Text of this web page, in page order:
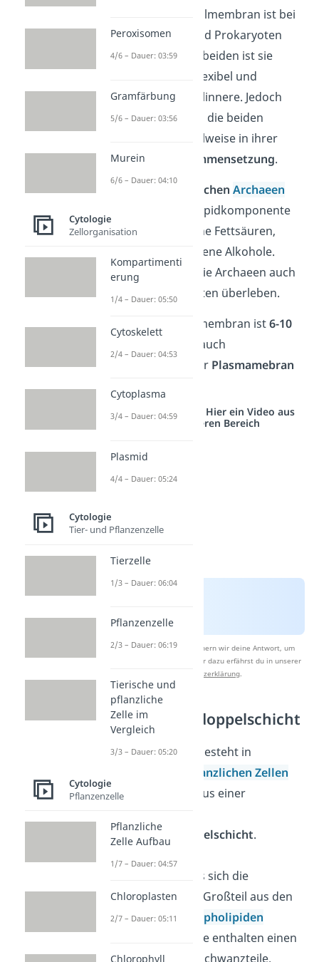
der Zellmembran ist bei
den Eukaryoten und Prokaryoten
relativ ähnlich. Bei beiden ist sie
nämlich ziemlich flexibel und
umschließt das Zellinnere. Jedoch
unterscheiden sich die beiden
Membrantypen teilweise in ihrer
chemischen Zusammensetzung.
In den
prokaryotischenArchaeen
befinden sich als Lipidkomponente
beispielsweise keine Fettsäuren,
sondern verschiedene Alkohole.
Dadurch können die Archaeen auch
in extremen Gebieten überleben.
Die Zellmembran ist6-10
und wird auch
oder Plasmamebran
Studyflix vernetzt: Hier ein Video aus
einem anderen Bereich
Nach Beantwortung speichern wir deine Antwort, um
Studyflix zu verbessern. Mehr dazu erfährst du in unserer
Datenschutzerklärung.
Phospholipiddoppelschicht
Die Zellmembran besteht in
pflanzlichen Zellen
und in
aus einer
Phospholipiddoppelschicht.
Das bedeutet, dass sich die
Zellmembran zum Großteil aus den
sogenannten Phospholipiden
zusammensetzt. Sie enthalten einen
Kopfteil und zwei Schwanzteile.
Peroxisomen
4/6 – Dauer: 03:59
Gramfärbung
5/6 – Dauer: 03:56
Murein
6/6 – Dauer: 04:10
Cytologie
Zellorganisation
Kompartimenti
erung
1/4 – Dauer: 05:50
Cytoskelett
2/4 – Dauer: 04:53
Cytoplasma
3/4 – Dauer: 04:59
Plasmid
4/4 – Dauer: 05:24
Cytologie
Tier- und Pflanzenzelle
Tierzelle
1/3 – Dauer: 06:04
Pflanzenzelle
2/3 – Dauer: 06:19
Tierische und
pflanzliche
Zelle im
Vergleich
3/3 – Dauer: 05:20
Cytologie
Pflanzenzelle
Pflanzliche
Zelle Aufbau
1/7 – Dauer: 04:57
Chloroplasten
2/7 – Dauer: 05:11
Chlorophyll